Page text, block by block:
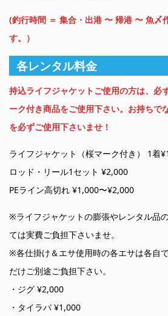
(釣行時間 ＝ 集合・出港 〜 帰港 〜 魚〆
す。）
各レンタル料金
持込ライフジャケットご使用の方は、必
ーク付き商品をご使用下さい。お持ちで
を必ずご使用下さいませ！
ライフジャケット（桜マーク付き） 1着
ロッド・リール1セット ¥2,000
PEライン高切れ ¥1,000〜¥2,000
※ライフジャケットの膨張やレンタル品
ては実費ご負担下さいませ。
※各仕掛け＆エサ使用時の各エサは各自
だけご別途ご負担下さい。
・ジグ ¥2,000
・タイラバ ¥1,000